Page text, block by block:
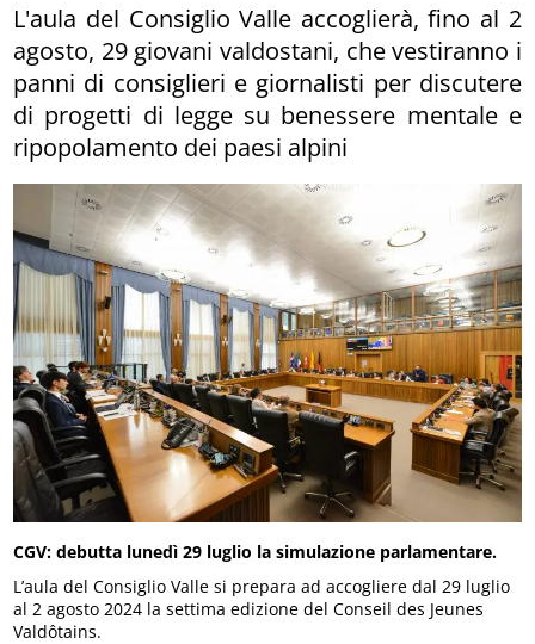
L'aula del Consiglio Valle accoglierà, fino al 2
agosto, 29 giovani valdostani, che vestiranno i
panni di consiglieri e giornalisti per discutere
di progetti di legge su benessere mentale e
ripopolamento dei paesi alpini
CGV: debutta lunedì 29 luglio la simulazione parlamentare.
L’aula del Consiglio Valle si prepara ad accogliere dal 29 luglio
al 2 agosto 2024 la settima edizione del Conseil des Jeunes
Valdôtains.